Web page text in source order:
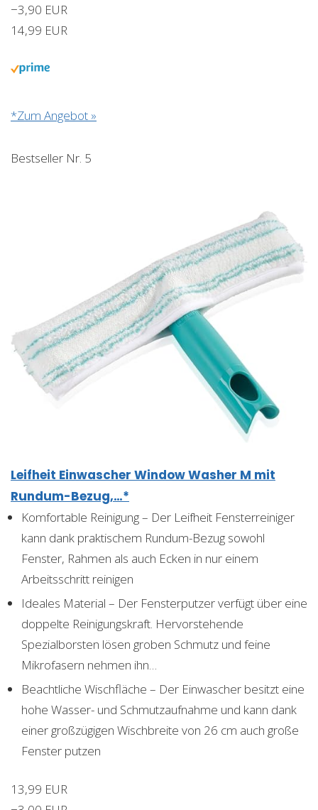
−3,90 EUR
14,99 EUR
*Zum Angebot »
Bestseller Nr. 5
Leifheit Einwascher Window Washer M mit
Rundum-Bezug,…*
Komfortable Reinigung – Der Leifheit Fensterreiniger
kann dank praktischem Rundum-Bezug sowohl
Fenster, Rahmen als auch Ecken in nur einem
Arbeitsschritt reinigen
Ideales Material – Der Fensterputzer verfügt über eine
doppelte Reinigungskraft. Hervorstehende
Spezialborsten lösen groben Schmutz und feine
Mikrofasern nehmen ihn…
Beachtliche Wischfläche – Der Einwascher besitzt eine
hohe Wasser- und Schmutzaufnahme und kann dank
einer großzügigen Wischbreite von 26 cm auch große
Fenster putzen
13,99 EUR